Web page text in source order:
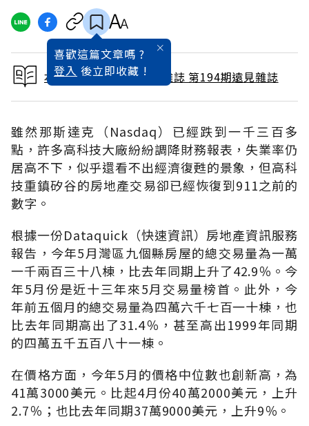
喜歡這篇文章嗎 ?
登入 後立即收藏 !
本文出自 2002 / 8月號雜誌 第194期遠見雜誌
雖然那斯達克（Nasdaq）已經跌到一千三百多
點，許多高科技大廠紛紛調降財務報表，失業率仍
居高不下，似乎還看不出經濟復甦的景象，但高科
技重鎮矽谷的房地產交易卻已經恢復到911之前的
數字。
根據一份Dataquick（快速資訊）房地產資訊服務
報告，今年5月灣區九個縣房屋的總交易量為一萬
一千兩百三十八棟，比去年同期上升了42.9％。今
年5月份是近十三年來5月交易量榜首。此外，今
年前五個月的總交易量為四萬六千七百一十棟，也
比去年同期高出了31.4％，甚至高出1999年同期
的四萬五千五百八十一棟。
在價格方面，今年5月的價格中位數也創新高，為
41萬3000美元。比起4月份40萬2000美元，上升
2.7％；也比去年同期37萬9000美元，上升9％。